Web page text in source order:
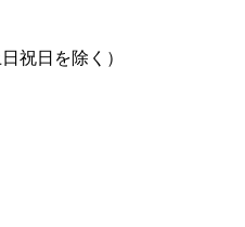
祝日を除く）